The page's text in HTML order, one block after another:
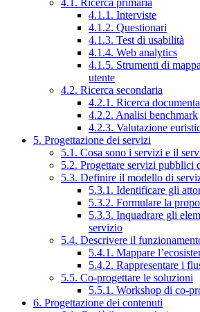
4.1. Ricerca primaria
4.1.1. Interviste
4.1.2. Questionari
4.1.3. Test di usabilità
4.1.4. Web analytics
4.1.5. Strumenti di
utente
4.2. Ricerca secondaria
4.2.1. Ricerca
4.2.2. Analisi benchmark
4.2.3. Valutazione
5. Progettazione dei servizi
5.1. Cosa sono i servizi e il
5.2. Progettare servizi pubblici
5.3. Definire il modello di
5.3.1. Identificare gli
5.3.2. Formulare la
5.3.3. Inquadrare gli
servizio
5.4. Descrivere il
5.4.1. Mappare
5.4.2. Rappresentare i
5.5. Co-progettare le soluzioni
5.5.1. Workshop di co-
6. Progettazione dei contenuti